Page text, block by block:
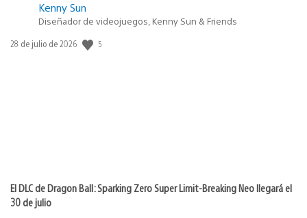
Kenny Sun
Diseñador de videojuegos, Kenny Sun & Friends
Fecha
28 de julio de 2026 5
El DLC de Dragon Ball: Sparking Zero Super Limit-Breaking Neo llegará el
30 de julio